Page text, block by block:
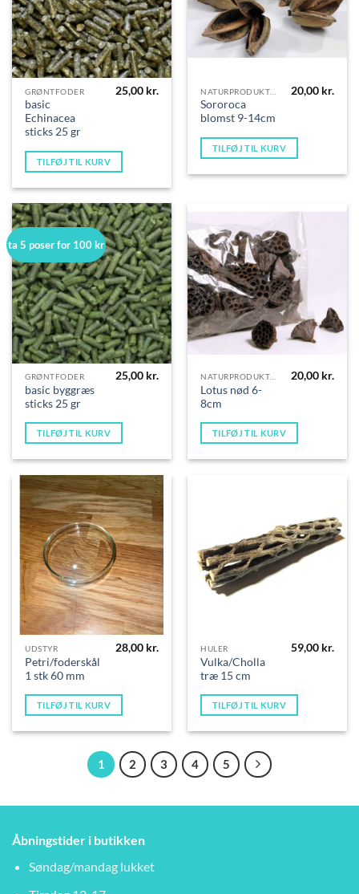
GRØNTFODER
basic
Echinacea
sticks 25 gr
25,00 kr.
TILFØJ TIL KURV
Sororoca
blomst 9-14cm
20,00 kr.
TILFØJ TIL KURV
ta 5 poser for 100 kr
GRØNTFODER
basic byggræs
sticks 25 gr
25,00 kr.
TILFØJ TIL KURV
Lotus nød 6-
8cm
20,00 kr.
TILFØJ TIL KURV
UDSTYR
Petri/foderskål
1 stk 60 mm
28,00 kr.
TILFØJ TIL KURV
HULER
Vulka/Cholla
træ 15 cm
59,00 kr.
TILFØJ TIL KURV
1 2 3 4 5
Åbningstider i butikken
Søndag/mandag lukket